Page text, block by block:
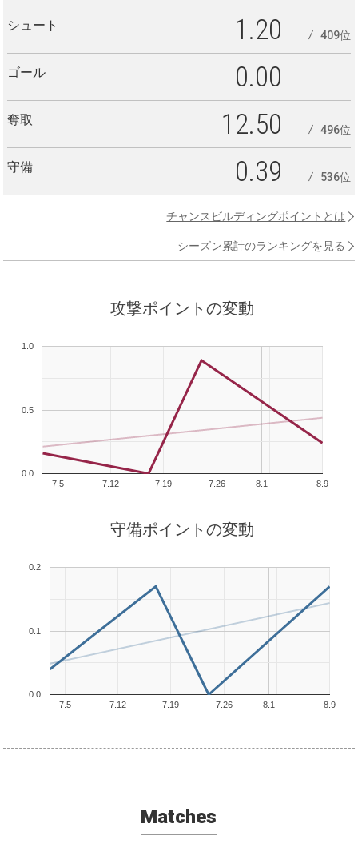
シュート 1.20 409位
ゴール 0.00
奪取 12.50 496位
守備 0.39 536位
チャンスビルディングポイントとは
シーズン累計のランキングを見る
攻撃ポイントの変動
8.1
7.5 7.12 7.19 7.26 8.9
0.0
0.5
1.0
守備ポイントの変動
8.1
7.5 7.12 7.19 7.26 8.9
0.0
0.1
0.2
Matches